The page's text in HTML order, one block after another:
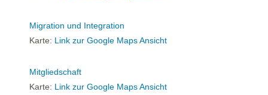
Migration und Integration
Karte: Link zur Google Maps Ansicht
Mitgliedschaft
Karte: Link zur Google Maps Ansicht